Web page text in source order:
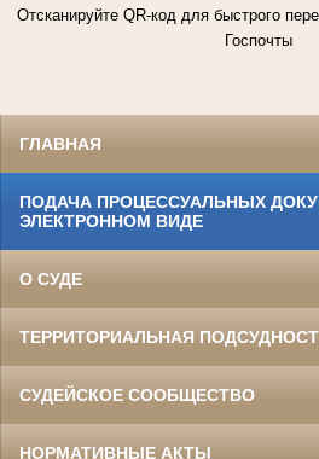
Отсканируйте QR-код для быстрого
Госпочты
ГЛАВНАЯ
ПОДАЧА ПРОЦЕССУАЛЬНЫХ
ЭЛЕКТРОННОМ ВИДЕ
О СУДЕ
ТЕРРИТОРИАЛЬНАЯ
СУДЕЙСКОЕ СООБЩЕСТВО
НОРМАТИВНЫЕ АКТЫ